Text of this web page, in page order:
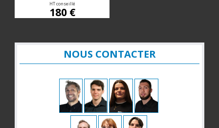
HT conseillé
180 €
NOUS CONTACTER